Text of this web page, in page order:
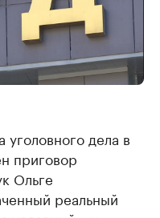
дела в
приговор
Ольге
реальный